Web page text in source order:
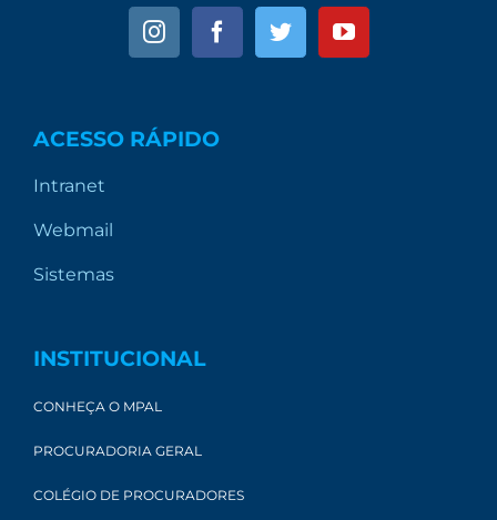
ACESSO RÁPIDO
Intranet
Webmail
Sistemas
INSTITUCIONAL
CONHEÇA O MPAL
PROCURADORIA GERAL
COLÉGIO DE PROCURADORES